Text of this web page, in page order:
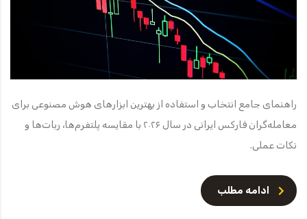
راهنمای جامع انتخاب و استفاده از بهترین ابزارهای هوش مصنوعی برای
معامله‌گران فارکس ایرانی در سال ۲۰۲۶ با مقایسه پلتفرم‌ها، ربات‌ها و
نکات عملی.
ادامه مطلب